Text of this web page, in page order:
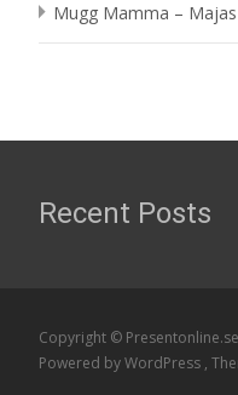
Mugg Mamma –
Recent Posts
Copyright © Presentonline.se
Powered by WordPress ,